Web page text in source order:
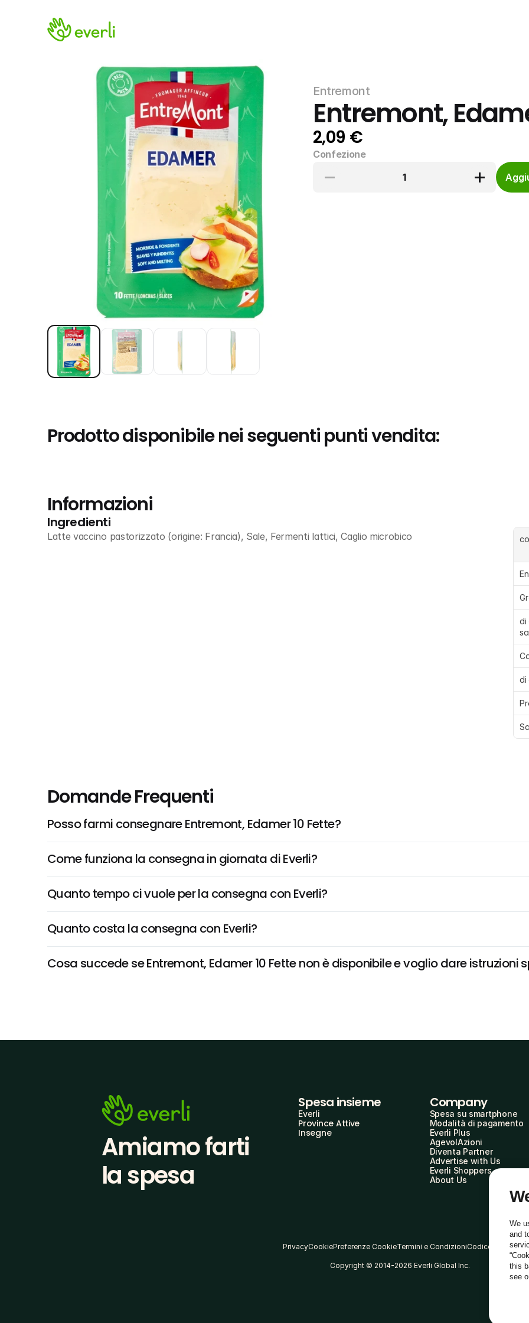
Entremont
Entremont,
2,09 €
Confezione
1
Prodotto disponibile nei seguenti punti vendita:
Informazioni
Ingredienti
Latte vaccino pastorizzato (origine: Francia), Sale, Fermenti lattici, Caglio microbico
di
di
Domande Frequenti
Posso farmi consegnare Entremont, Edamer 10 Fette?
Come funziona la consegna in giornata di Everli?
Quanto tempo ci vuole per la consegna con Everli?
Quanto costa la consegna con Everli?
Cosa succede se Entremont, Edamer 10 Fette non è disponibile e voglio dare istruzioni
Amiamo farti
la spesa
Spesa insieme
Everli
Province Attive
Insegne
Company
Spesa su smartphone
Modalità di pagamento
Everli Plus
AgevolAzioni
Diventa Partner
Advertise with Us
Everli Shoppers
About Us
PrivacyCookiePreferenze CookieTermini e CondizioniCodice Etico
Copyright © 2014-2026 Everli Global Inc.
We
and
this
see